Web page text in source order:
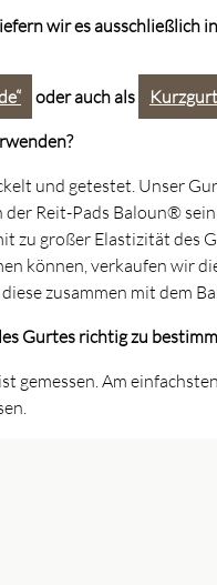
wir es
oder auch als
und getestet. Unser
Reit-Pads Baloun®
zu großer Elastizität des
können, verkaufen wir
zusammen mit dem
Gurtes richtig zu
Am